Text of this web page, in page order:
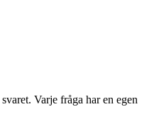
Varje fråga har en egen